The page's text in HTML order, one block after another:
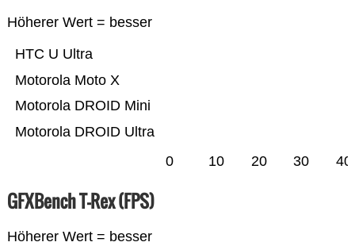
Höherer Wert = besser
Motorola DROID Ultra
Motorola DROID Mini
Motorola Moto X
HTC U Ultra
0 10 20 30 40
GFXBench T-Rex (FPS)
Höherer Wert = besser